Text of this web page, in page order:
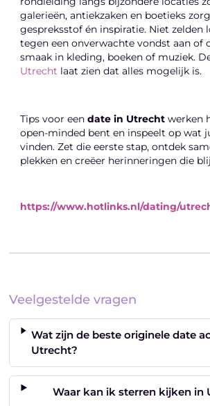
galerieën, antiekzaken en boetieks
gespreksstof én inspiratie. Niet zelden
tegen een onverwachte vondst aan of
smaak in kleding, boeken of muziek.
Utrecht laat zien dat alles mogelijk is.
Tips voor eendate in Utrecht werken
open-minded bent en inspeelt op wat
vinden. Zet die eerste stap, ontdek
plekken en creëer herinneringen die
https://www.hotlinks.nl/dating/
Veelgestelde vragen
Wat zijn de beste originele date
Utrecht?
Waar kan ik sterren kijken in